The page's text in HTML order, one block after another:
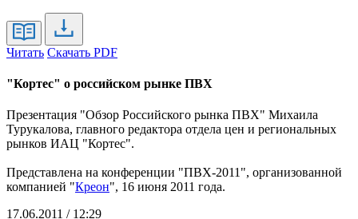
Читать Скачать PDF
"Кортес" о российском рынке ПВХ
Презентация "Обзор Российского рынка ПВХ" Михаила
Турукалова, главного редактора отдела цен и региональных
рынков ИАЦ "Кортес".
Представлена на конференции "ПВХ-2011", организованной
компанией "Креон", 16 июня 2011 года.
17.06.2011 / 12:29